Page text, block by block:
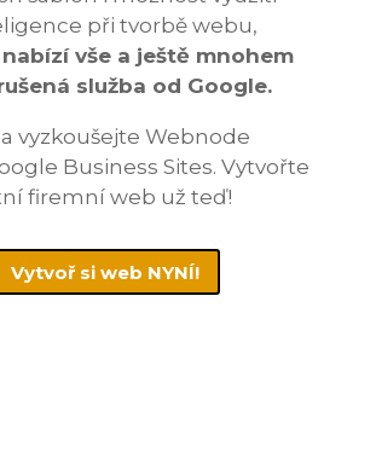
při tvorbě webu,
vše a ještě mnohem
služba od Google.
vyzkoušejte Webnode
Business Sites. Vytvořte
firemní web už teď!
Vytvoř si web NYNÍ!